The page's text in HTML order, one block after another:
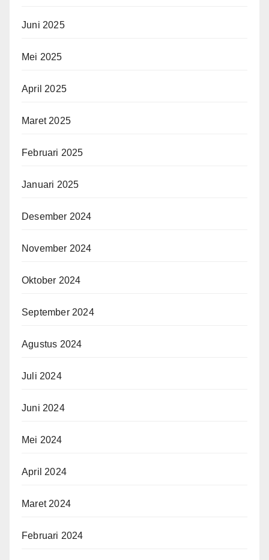
Juni 2025
Mei 2025
April 2025
Maret 2025
Februari 2025
Januari 2025
Desember 2024
November 2024
Oktober 2024
September 2024
Agustus 2024
Juli 2024
Juni 2024
Mei 2024
April 2024
Maret 2024
Februari 2024